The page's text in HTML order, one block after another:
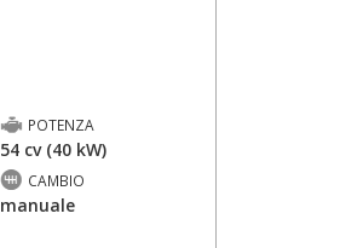
POTENZA
54 cv (40 kW)
CAMBIO
manuale